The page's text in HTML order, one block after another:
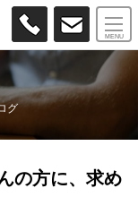
グ
の方に、求め
MENU